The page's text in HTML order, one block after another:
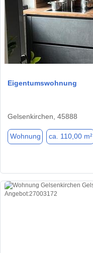
Eigentumswohnung
Gelsenkirchen, 45888
Wohnung ca. 110,00 m²